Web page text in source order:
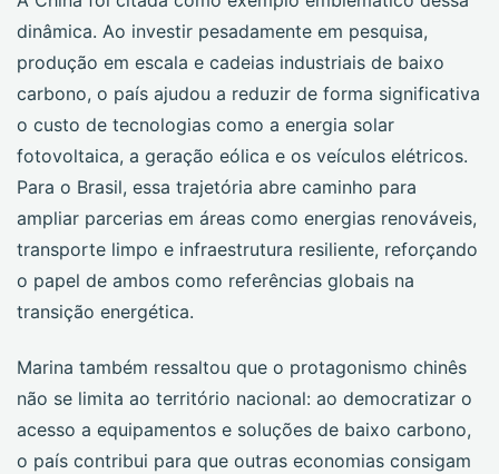
dinâmica. Ao investir pesadamente em pesquisa,
produção em escala e cadeias industriais de baixo
carbono, o país ajudou a reduzir de forma significativa
o custo de tecnologias como a energia solar
fotovoltaica, a geração eólica e os veículos elétricos.
Para o Brasil, essa trajetória abre caminho para
ampliar parcerias em áreas como energias renováveis,
transporte limpo e infraestrutura resiliente, reforçando
o papel de ambos como referências globais na
transição energética.
Marina também ressaltou que o protagonismo chinês
não se limita ao território nacional: ao democratizar o
acesso a equipamentos e soluções de baixo carbono,
o país contribui para que outras economias consigam